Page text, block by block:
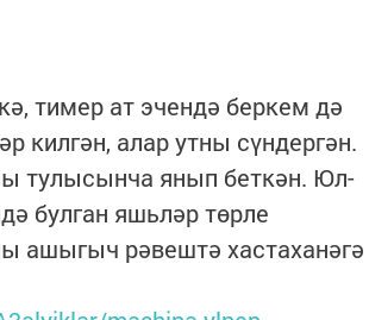
тимер ат эчендә беркем дә
килгән, алар утны сүндергән.
тулысынча янып беткән. Юл-
булган яшьләр төрле
ашыгыч рәвештә хастаханәгә